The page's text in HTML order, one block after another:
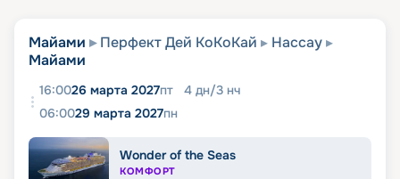
Майами Перфект Дей КоКоКай
Нассау
Майами
16:0026 марта 2027пт 4 дн/3 нч
06:0029 марта 2027пн
Wonder of the Seas
КОМФОРТ